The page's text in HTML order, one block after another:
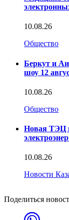
10.08.26
Общество
Беркут и
шоу 12
10.08.26
Общество
Новая ТЭЦ
10.08.26
Новости
Поделиться